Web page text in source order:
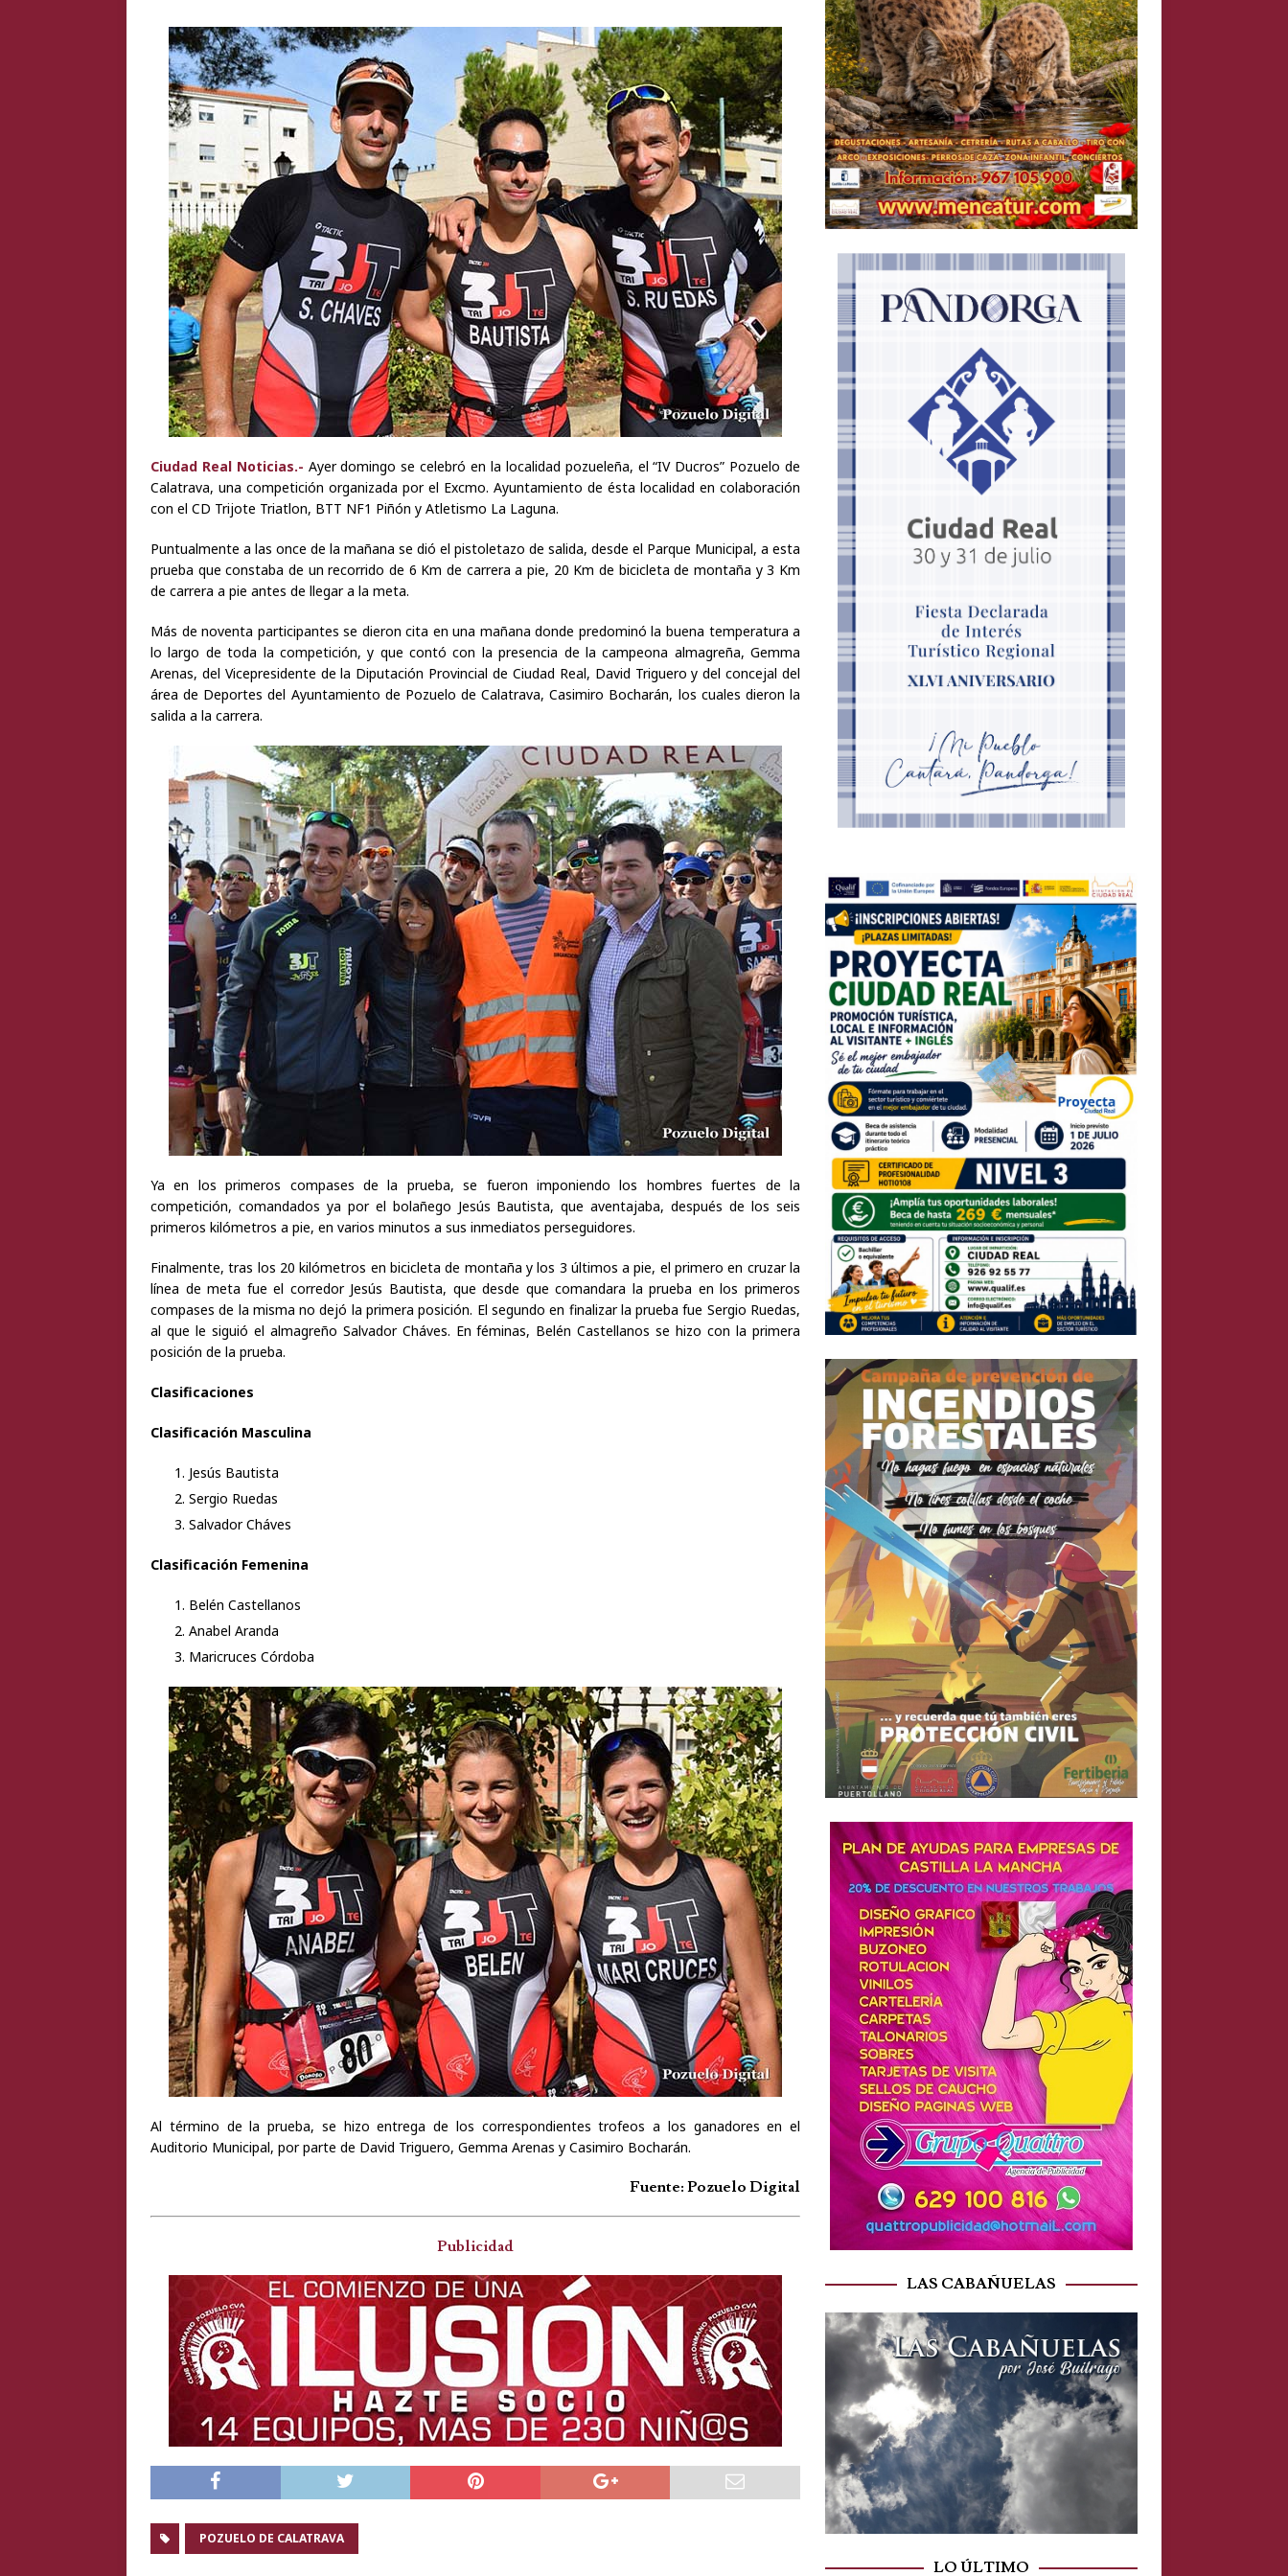
Ciudad Real Noticias.- Ayer domingo se celebró en la localidad pozueleña, el “IV Ducros” Pozuelo de
Calatrava, una competición organizada por el Excmo. Ayuntamiento de ésta localidad en colaboración
con el CD Trijote Triatlon, BTT NF1 Piñón y Atletismo La Laguna.
Puntualmente a las once de la mañana se dió el pistoletazo de salida, desde el Parque Municipal, a esta
prueba que constaba de un recorrido de 6 Km de carrera a pie, 20 Km de bicicleta de montaña y 3 Km
de carrera a pie antes de llegar a la meta.
Más de noventa participantes se dieron cita en una mañana donde predominó la buena temperatura a
lo largo de toda la competición, y que contó con la presencia de la campeona almagreña, Gemma
Arenas, del Vicepresidente de la Diputación Provincial de Ciudad Real, David Triguero y del concejal del
área de Deportes del Ayuntamiento de Pozuelo de Calatrava, Casimiro Bocharán, los cuales dieron la
salida a la carrera.
Ya en los primeros compases de la prueba, se fueron imponiendo los hombres fuertes de la
competición, comandados ya por el bolañego Jesús Bautista, que aventajaba, después de los seis
primeros kilómetros a pie, en varios minutos a sus inmediatos perseguidores.
Finalmente, tras los 20 kilómetros en bicicleta de montaña y los 3 últimos a pie, el primero en cruzar la
línea de meta fue el corredor Jesús Bautista, que desde que comandara la prueba en los primeros
compases de la misma no dejó la primera posición. El segundo en finalizar la prueba fue Sergio Ruedas,
al que le siguió el almagreño Salvador Cháves. En féminas, Belén Castellanos se hizo con la primera
posición de la prueba.
Clasificaciones
Clasificación Masculina
Jesús Bautista
Sergio Ruedas
Salvador Cháves
Clasificación Femenina
Belén Castellanos
Anabel Aranda
Maricruces Córdoba
Al término de la prueba, se hizo entrega de los correspondientes trofeos a los ganadores en el
Auditorio Municipal, por parte de David Triguero, Gemma Arenas y Casimiro Bocharán.
Fuente: Pozuelo Digital
Publicidad
POZUELO DE CALATRAVA
LAS CABAÑUELAS
LO ÚLTIMO